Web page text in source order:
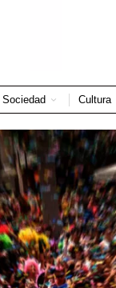
Sociedad Cultura